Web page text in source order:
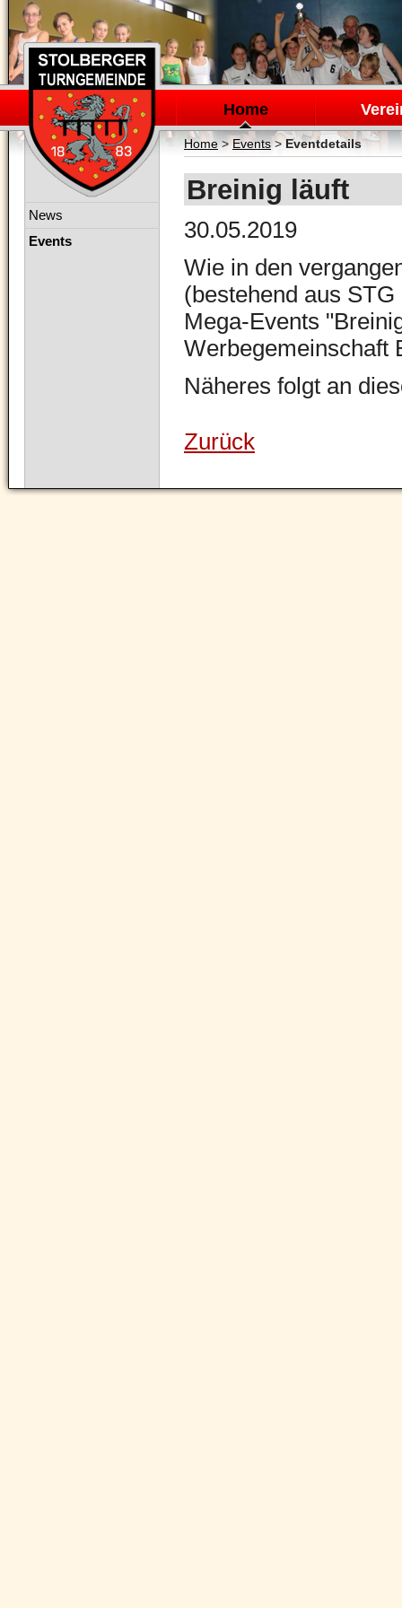
Navigation
überspringen
Home
Home> Events> Eventdetails
Breinig läuft
30.05.2019
Wie in den
(bestehend aus
Mega-Events
Werbegemeinschaft
Näheres folgt an
Zurück
Navigation
News
Events
Navigation